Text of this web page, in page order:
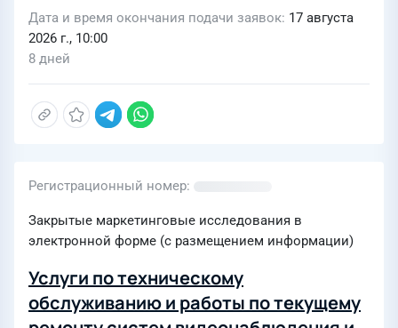
Дата и время окончания подачи заявок 17 августа
2026 г., 10:00
8 дней
Регистрационный номер
Закрытые маркетинговые исследования в
электронной форме (с размещением информации)
Услуги по техническому
обслуживанию и работы по текущему